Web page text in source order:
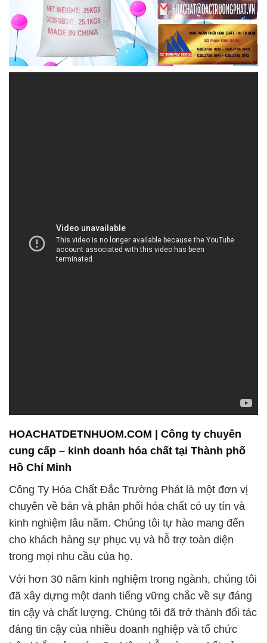
HOACHATDETNHUOM.COM | Công ty chuyên
cung cấp – kinh doanh hóa chất tại Thành phố
Hồ Chí Minh
Công Ty Hóa Chất Đắc Trường Phát là một đơn vị
chuyên về bán và phân phối hóa chất có uy tín và
kinh nghiệm lâu năm. Chúng tôi tự hào mang đến
cho khách hàng sự phục vụ và hỗ trợ toàn diện
trong mọi nhu cầu của họ.
Với hơn 30 năm kinh nghiệm trong ngành, chúng tôi
đã xây dựng một danh tiếng vững chắc về sự đáng
tin cậy và chất lượng. Chúng tôi đã trở thành đối tác
đáng tin cậy của nhiều doanh nghiệp và tổ chức